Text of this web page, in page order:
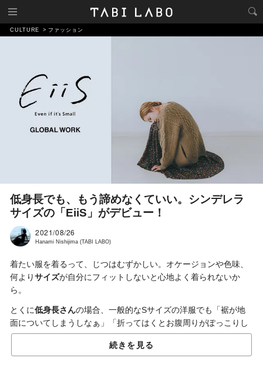
CULTURE ファッション
低身長でも、もう諦めなくていい。シンデレラ
サイズの「EiiS」がデビュー！
2021/08/26
Hanami Nishijima (TABI LABO)
着たい服を着るって、じつはむずかしい。オケージョンや色味、
何よりサイズが自分にフィットしないと心地よく着られないか
ら。
とくに低身長さんの場合、一般的なSサイズの洋服でも「裾が地
面についてしまうしなぁ」「折ってはくとお腹周りがぽっこりし
てしまう」など、切ない思いをしてきた人も多いはず……。
「身長が低くても、着たい服を諦めなくていいように」という想
続きを見る